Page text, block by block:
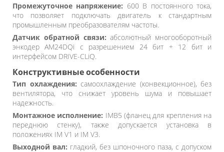
Промежуточное напряжение: 600 В постоянного тока,
что позволяет подключать двигатель к стандартным
промышленным преобразователям частоты.
Датчик обратной связи: абсолютный многооборотный
энкодер AM24DQi с разрешением 24 бит + 12 бит и
интерфейсом DRIVE-CLiQ.
Конструктивные особенности
Тип охлаждения: самоохлаждение (конвекционное), без
вентилятора, что снижает уровень шума и повышает
надежность.
Монтажное исполнение: IMB5 (фланец для крепления на
переднюю стенку), также допускается установка в
положениях IM V1 и IM V3.
Выходной вал: гладкий, без шпоночного паза, с допуском